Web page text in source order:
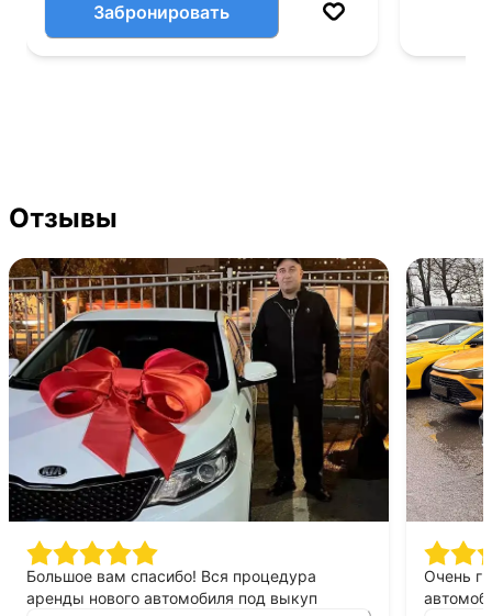
Забронировать
Отзывы
Большое вам спасибо! Вся процедура
аренды нового автомобиля под выкуп
Очень